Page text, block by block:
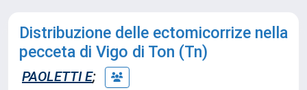
Distribuzione delle ectomicorrize nella
pecceta di Vigo di Ton (Tn)
PAOLETTI E;